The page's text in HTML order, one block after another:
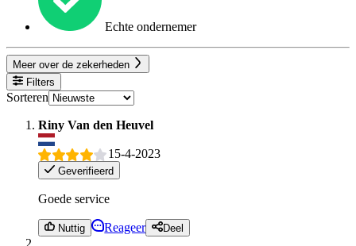
Echte ondernemer
Meer over de zekerheden
Filters
Sorteren
Riny Van den Heuvel
15-4-2023
Geverifieerd
Goede service
Nuttig Reageer Deel